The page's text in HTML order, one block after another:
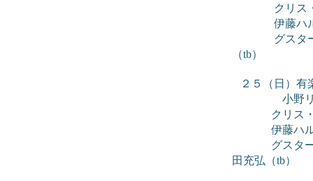
クリス・シ
伊藤ハル
グスターボ
（tb）
２５（日）
小野リサ
クリス・シ
伊藤ハル
グスターボ
田充弘（tb）